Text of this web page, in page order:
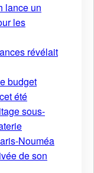
lance un
les
révélait
budget
été
sous-
Nouméa
de son